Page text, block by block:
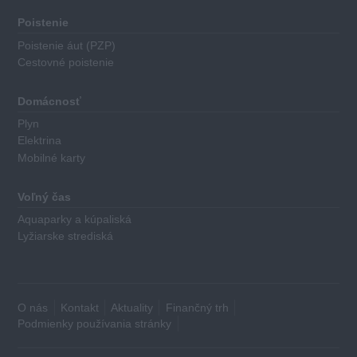
nasledovné
kritéria:
Výška
úroku
úveru
Najnižšia
a
financií
Poistenie
Poistenie áut (PZP)
Cestovné poistenie
Domácnosť
Plyn
Elektrina
Mobilné karty
Voľný čas
Aquaparky a kúpaliská
Lyžiarske strediská
O nás Kontakt Aktuality
Finančný trh
Podmienky používania stránky